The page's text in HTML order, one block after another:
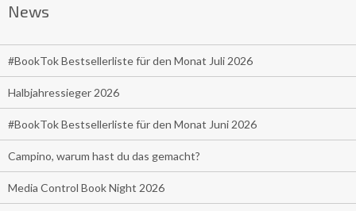
News
#BookTok Bestsellerliste für den Monat Juli 2026
Halbjahressieger 2026
#BookTok Bestsellerliste für den Monat Juni 2026
Campino, warum hast du das gemacht?
Media Control Book Night 2026